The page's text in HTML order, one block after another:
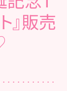
』販売